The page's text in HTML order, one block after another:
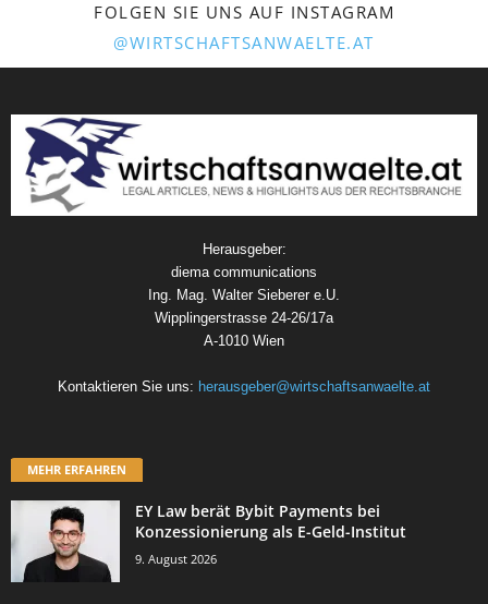
FOLGEN SIE UNS AUF INSTAGRAM
@WIRTSCHAFTSANWAELTE.AT
Herausgeber:
diema communications
Ing. Mag. Walter Sieberer e.U.
Wipplingerstrasse 24-26/17a
A-1010 Wien
Kontaktieren Sie uns: herausgeber@wirtschaftsanwaelte.at
MEHR ERFAHREN
EY Law berät Bybit Payments bei
Konzessionierung als E-Geld-Institut
9. August 2026